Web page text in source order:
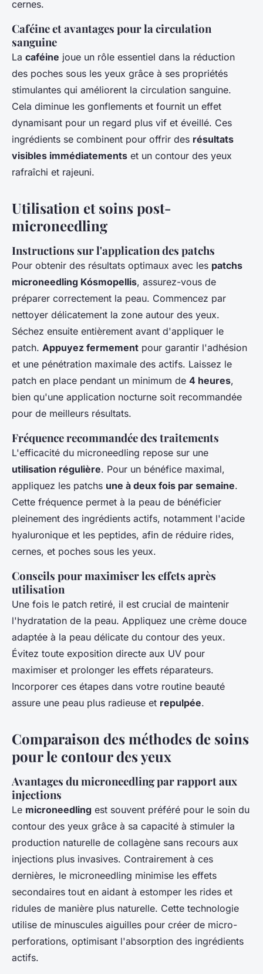
cernes.
Caféine et avantages pour la circulation
sanguine
La caféine joue un rôle essentiel dans la réduction
des poches sous les yeux grâce à ses propriétés
stimulantes qui améliorent la circulation sanguine.
Cela diminue les gonflements et fournit un effet
dynamisant pour un regard plus vif et éveillé. Ces
ingrédients se combinent pour offrir des résultats
visibles immédiatements et un contour des yeux
rafraîchi et rajeuni.
Utilisation et soins post-
microneedling
Instructions sur l'application des patchs
Pour obtenir des résultats optimaux avec les patchs
microneedling Kósmopellis, assurez-vous de
préparer correctement la peau. Commencez par
nettoyer délicatement la zone autour des yeux.
Séchez ensuite entièrement avant d'appliquer le
patch. Appuyez fermement pour garantir l'adhésion
et une pénétration maximale des actifs. Laissez le
patch en place pendant un minimum de 4 heures,
bien qu'une application nocturne soit recommandée
pour de meilleurs résultats.
Fréquence recommandée des traitements
L'efficacité du microneedling repose sur une
utilisation régulière. Pour un bénéfice maximal,
appliquez les patchs une à deux fois par semaine.
Cette fréquence permet à la peau de bénéficier
pleinement des ingrédients actifs, notamment l'acide
hyaluronique et les peptides, afin de réduire rides,
cernes, et poches sous les yeux.
Conseils pour maximiser les effets après
utilisation
Une fois le patch retiré, il est crucial de maintenir
l'hydratation de la peau. Appliquez une crème douce
adaptée à la peau délicate du contour des yeux.
Évitez toute exposition directe aux UV pour
maximiser et prolonger les effets réparateurs.
Incorporer ces étapes dans votre routine beauté
assure une peau plus radieuse et repulpée.
Comparaison des méthodes de soins
pour le contour des yeux
Avantages du microneedling par rapport aux
injections
Le microneedling est souvent préféré pour le soin du
contour des yeux grâce à sa capacité à stimuler la
production naturelle de collagène sans recours aux
injections plus invasives. Contrairement à ces
dernières, le microneedling minimise les effets
secondaires tout en aidant à estomper les rides et
ridules de manière plus naturelle. Cette technologie
utilise de minuscules aiguilles pour créer de micro-
perforations, optimisant l'absorption des ingrédients
actifs.